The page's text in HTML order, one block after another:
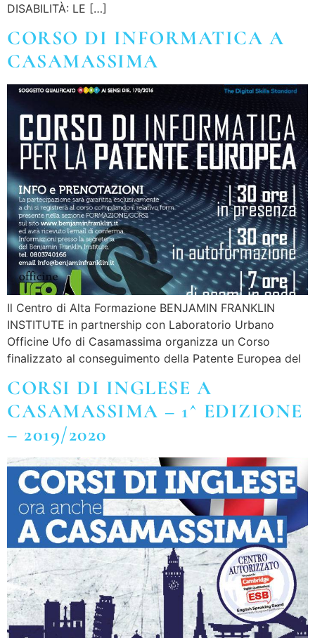
DISABILITÀ: LE […]
CORSO DI INFORMATICA A
CASAMASSIMA
Il Centro di Alta Formazione BENJAMIN FRANKLIN
INSTITUTE in partnership con Laboratorio Urbano
Officine Ufo di Casamassima organizza un Corso
finalizzato al conseguimento della Patente Europea del
CORSI DI INGLESE A
CASAMASSIMA – 1^ EDIZIONE
– 2019/2020